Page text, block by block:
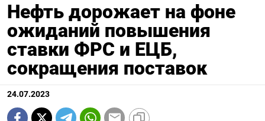
Нефть дорожает на фоне
ожиданий повышения
ставки ФРС и ЕЦБ,
сокращения поставок
24.07.2023